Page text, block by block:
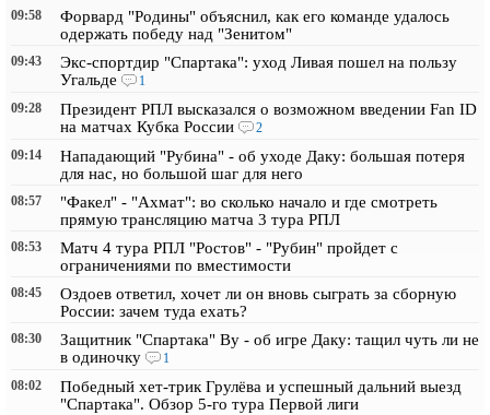
09:58
Форвард "Родины" объяснил, как его команде удалось
одержать победу над "Зенитом"
09:43
Экс-спортдир "Спартака": уход Ливая пошел на пользу
Угальде
1
09:28
Президент РПЛ высказался о возможном введении Fan ID
на матчах Кубка России
2
09:14
Нападающий "Рубина" - об уходе Даку: большая потеря
для нас, но большой шаг для него
08:57
"Факел" - "Ахмат": во сколько начало и где смотреть
прямую трансляцию матча 3 тура РПЛ
08:53
Матч 4 тура РПЛ "Ростов" - "Рубин" пройдет с
ограничениями по вместимости
08:45
Оздоев ответил, хочет ли он вновь сыграть за сборную
России: зачем туда ехать?
08:30
Защитник "Спартака" Ву - об игре Даку: тащил чуть ли не
в одиночку
1
08:02
Победный хет-трик Грулёва и успешный дальний выезд
"Спартака". Обзор 5-го тура Первой лиги